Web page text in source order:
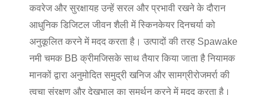
कवरेज और सुरक्षायह उन्हें सरल और प्रभावी रखने के दौरान
आधुनिक डिजिटल जीवन शैली में स्किनकेयर दिनचर्या को
अनुकूलित करने में मदद करता है। उत्पादों की तरह Spawake
नमी चमक BB क्रीमजिसके साथ तैयार किया जाता है नियामक
मानकों द्वारा अनुमोदित समुद्री खनिज और सामग्रीरोजमर्रा की
त्वचा संरक्षण और देखभाल का समर्थन करने में मदद करता है।